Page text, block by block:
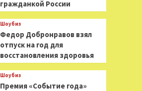
гражданкой России
Шоубиз
Федор Добронравов взял
отпуск на год для
восстановления здоровья
Шоубиз
Премия «Событие года»